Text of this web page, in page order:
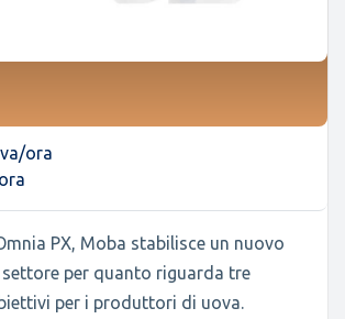
ora
PX, Moba stabilisce un nuovo
per quanto riguarda tre
per i produttori di uova.